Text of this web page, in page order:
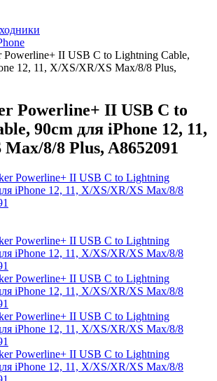
Powerline+ II USB C to Lightning Cable,
12, 11, X/XS/XR/XS Max/8/8 Plus,
Powerline+ II USB C to
90cm для iPhone 12, 11,
8/8 Plus, A8652091